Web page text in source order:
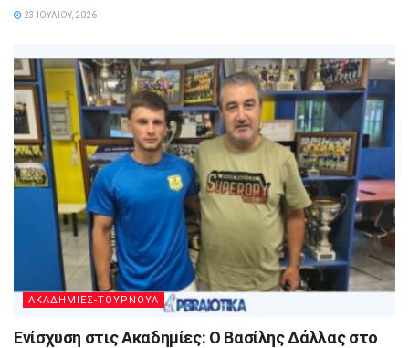
23 ΙΟΥΛΊΟΥ, 2026
ΑΚΑΔΗΜΙΕΣ-ΤΟΥΡΝΟΥΑ
Ενίσχυση στις Ακαδημίες: Ο Βασίλης Δάλλας στο